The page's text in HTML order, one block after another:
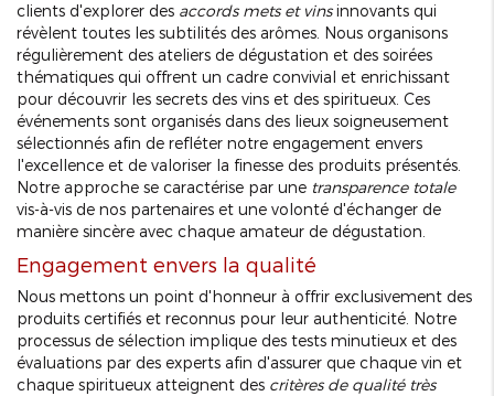
clients d'explorer des accords mets et vinsinnovants qui
révèlent toutes les subtilités des arômes. Nous organisons
régulièrement des ateliers de dégustation et des soirées
thématiques qui offrent un cadre convivial et enrichissant
pour découvrir les secrets des vins et des spiritueux. Ces
événements sont organisés dans des lieux soigneusement
sélectionnés afin de refléter notre engagement envers
l'excellence et de valoriser la finesse des produits présentés.
Notre approche se caractérise par une transparence totale
vis-à-vis de nos partenaires et une volonté d'échanger de
manière sincère avec chaque amateur de dégustation.
Engagement envers la qualité
Nous mettons un point d'honneur à offrir exclusivement des
produits certifiés et reconnus pour leur authenticité. Notre
processus de sélection implique des tests minutieux et des
évaluations par des experts afin d'assurer que chaque vin et
chaque spiritueux atteignent des critères de qualité très